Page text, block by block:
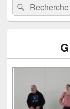
Recherche :Rechercher